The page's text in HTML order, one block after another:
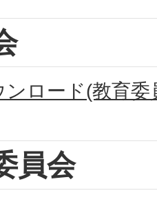
ンロード(教育委
員会